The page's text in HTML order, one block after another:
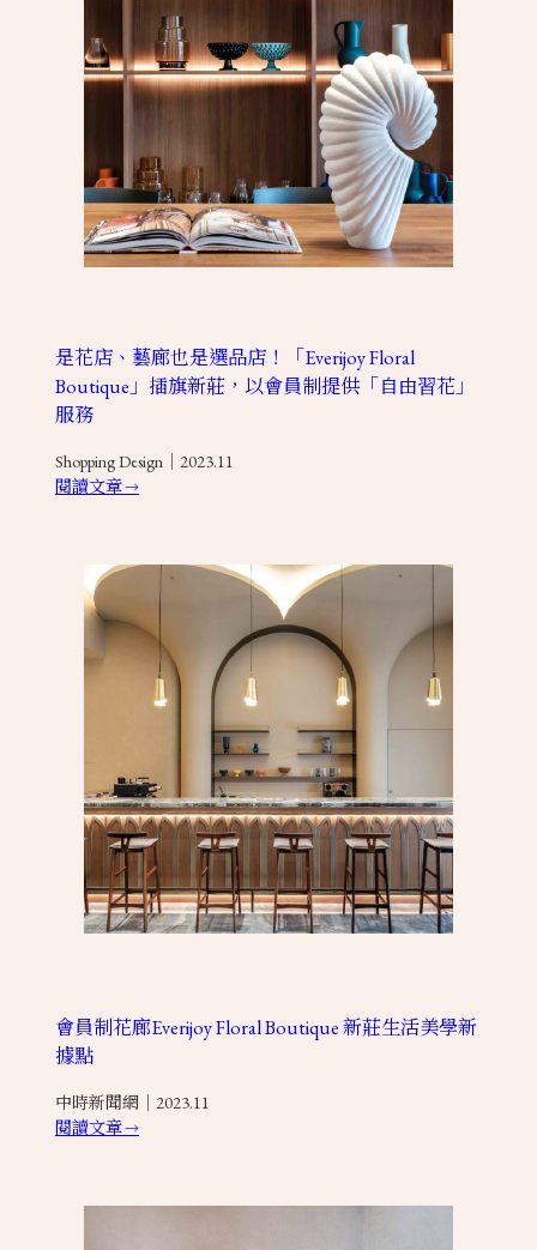
是花店、藝廊也是選品店！「Everijoy Floral
Boutique」插旗新莊，以會員制提供「自由習花」
服務
Shopping Design｜2023.11
閱讀文章→
會員制花廊Everijoy Floral Boutique 新莊生活美學新
據點
中時新聞網｜2023.11
閱讀文章→